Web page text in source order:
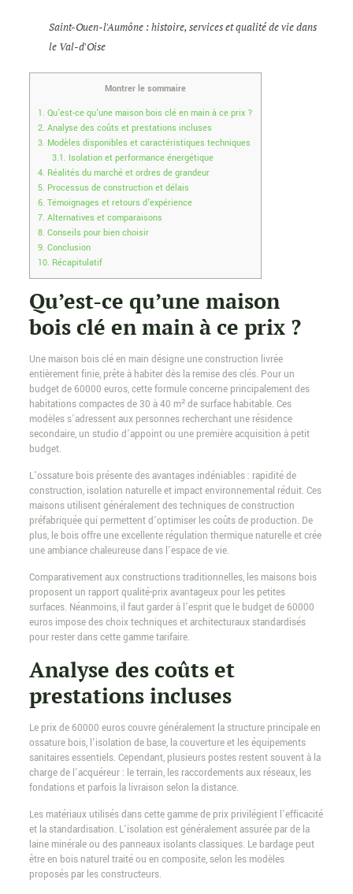
Saint-Ouen-l'Aumône : histoire, services et qualité de vie dans
le Val-d'Oise
Montrer le sommaire
1. Qu’est-ce qu’une maison bois clé en main à ce prix ?
2. Analyse des coûts et prestations incluses
3. Modèles disponibles et caractéristiques techniques
3.1. Isolation et performance énergétique
4. Réalités du marché et ordres de grandeur
5. Processus de construction et délais
6. Témoignages et retours d’expérience
7. Alternatives et comparaisons
8. Conseils pour bien choisir
9. Conclusion
10. Récapitulatif
Qu’est-ce qu’une maison
bois clé en main à ce prix ?
Une maison bois clé en main désigne une construction livrée
entièrement finie, prête à habiter dès la remise des clés. Pour un
budget de 60000 euros, cette formule concerne principalement des
habitations compactes de 30 à 40 m² de surface habitable. Ces
modèles s’adressent aux personnes recherchant une résidence
secondaire, un studio d’appoint ou une première acquisition à petit
budget.
L’ossature bois présente des avantages indéniables : rapidité de
construction, isolation naturelle et impact environnemental réduit. Ces
maisons utilisent généralement des techniques de construction
préfabriquée qui permettent d’optimiser les coûts de production. De
plus, le bois offre une excellente régulation thermique naturelle et crée
une ambiance chaleureuse dans l’espace de vie.
Comparativement aux constructions traditionnelles, les maisons bois
proposent un rapport qualité-prix avantageux pour les petites
surfaces. Néanmoins, il faut garder à l’esprit que le budget de 60000
euros impose des choix techniques et architecturaux standardisés
pour rester dans cette gamme tarifaire.
Analyse des coûts et
prestations incluses
Le prix de 60000 euros couvre généralement la structure principale en
ossature bois, l’isolation de base, la couverture et les équipements
sanitaires essentiels. Cependant, plusieurs postes restent souvent à la
charge de l’acquéreur : le terrain, les raccordements aux réseaux, les
fondations et parfois la livraison selon la distance.
Les matériaux utilisés dans cette gamme de prix privilégient l’efficacité
et la standardisation. L’isolation est généralement assurée par de la
laine minérale ou des panneaux isolants classiques. Le bardage peut
être en bois naturel traité ou en composite, selon les modèles
proposés par les constructeurs.